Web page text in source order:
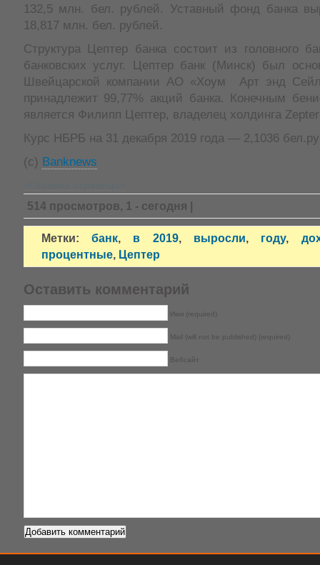
132,5 млн. бел. рублей. Уставный фонд банка
18,817 млн. бел. рублей.
Структура Цептер банка состоит из головного
банковских услуг. Цептер банк (Минск) был
Швейцарской компании АО «Хоум Арт энд
принадлежит 99,77% акций банка. Конечным
является Филипп Цептер, владелец холдинга
Курс НБРБ на 31 декабря 2019 года — 2,1036
(с) Banknews
514 просмотров, 1 - сегодня |
Метки: банк, в 2019, выросли, году,
процентные, Цептер
Оставить комментарий
Имя (required)
Mail (will not be published) (required)
Вебсайт